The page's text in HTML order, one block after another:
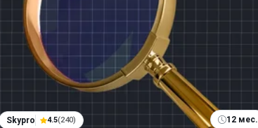
Skypro 4.5(240) 12 мес.